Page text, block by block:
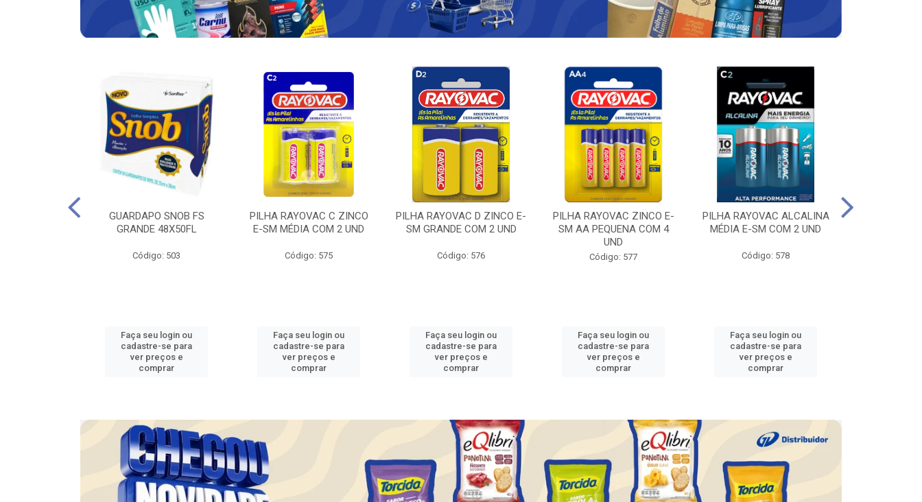
GUARDAPO SNOB FS
GRANDE 48X50FL
Código: 503
Faça seu login ou
cadastre-se para
ver preços e
comprar
PILHA RAYOVAC C ZINCO
E-SM MÉDIA COM 2 UND
Código: 575
Faça seu login ou
cadastre-se para
ver preços e
comprar
PILHA RAYOVAC D ZINCO E-
SM GRANDE COM 2 UND
Código: 576
Faça seu login ou
cadastre-se para
ver preços e
comprar
PILHA RAYOVAC ZINCO E-
SM AA PEQUENA COM 4
UND
Código: 577
Faça seu login ou
cadastre-se para
ver preços e
comprar
PILHA RAYOVAC ALCALINA
MÉDIA E-SM COM 2 UND
Código: 578
Faça seu login ou
cadastre-se para
ver preços e
comprar